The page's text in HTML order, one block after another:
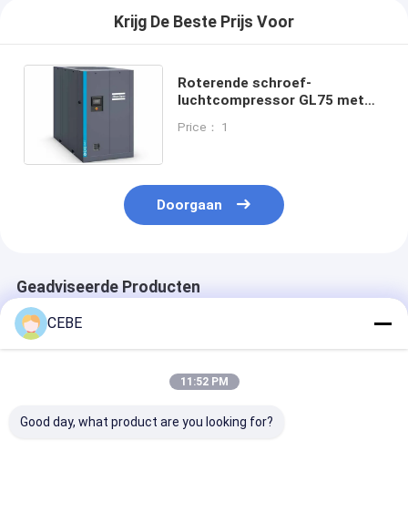
Krijg De Beste Prijs Voor
Roterende schroef-
luchtcompressor GL75 met
en productiebehoeften
Price： 1
Doorgaan
Geadviseerde Producten
CEBE
11:52 PM
Good day, what product are you looking for?